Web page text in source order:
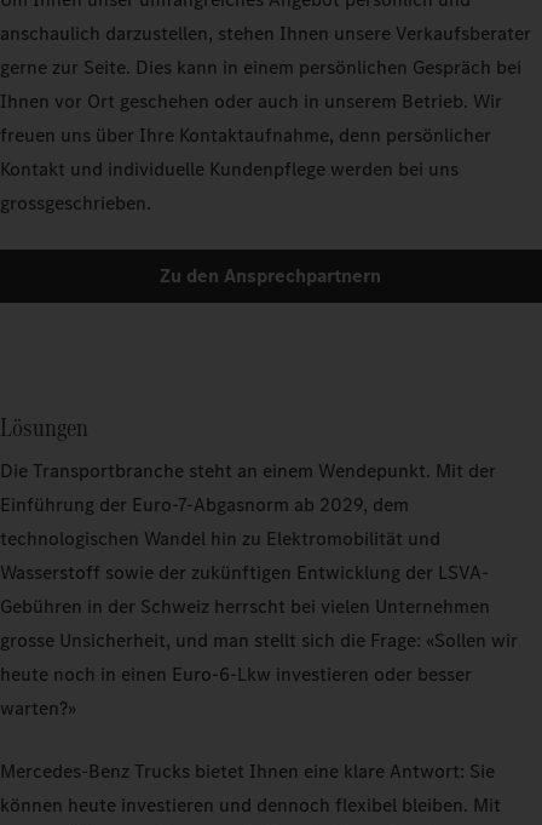
anschaulich darzustellen, stehen Ihnen unsere Verkaufsberater
gerne zur Seite. Dies kann in einem persönlichen Gespräch bei
Ihnen vor Ort geschehen oder auch in unserem Betrieb. Wir
freuen uns über Ihre Kontaktaufnahme, denn persönlicher
Kontakt und individuelle Kundenpflege werden bei uns
grossgeschrieben.
Zu den Ansprechpartnern
Lösungen
Die Transportbranche steht an einem Wendepunkt. Mit der
Einführung der Euro-7-Abgasnorm ab 2029, dem
technologischen Wandel hin zu Elektromobilität und
Wasserstoff sowie der zukünftigen Entwicklung der LSVA-
Gebühren in der Schweiz herrscht bei vielen Unternehmen
grosse Unsicherheit, und man stellt sich die Frage: «Sollen wir
heute noch in einen Euro-6-Lkw investieren oder besser
warten?»
Mercedes-Benz Trucks bietet Ihnen eine klare Antwort: Sie
können heute investieren und dennoch flexibel bleiben. Mit